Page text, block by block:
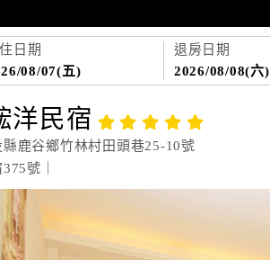
日期
08/07(五)
退房日期
2026/08/08(六)
洋民宿
鹿谷鄉竹林村田頭巷25-10號
號｜